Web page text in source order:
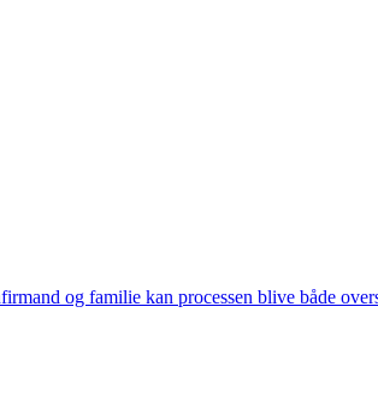
og familie kan processen blive både